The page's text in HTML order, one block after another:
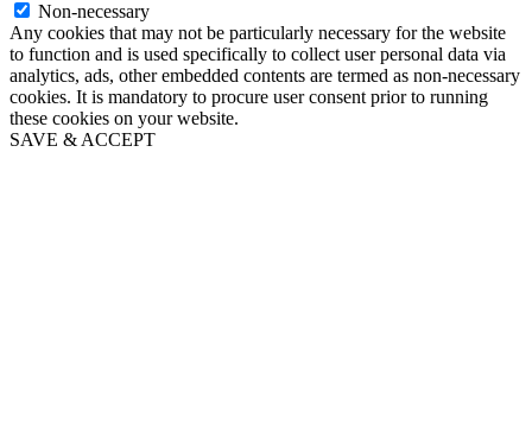
Non-necessary
Any cookies that may not be particularly necessary for the website
to function and is used specifically to collect user personal data via
analytics, ads, other embedded contents are termed as non-necessary
cookies. It is mandatory to procure user consent prior to running
these cookies on your website.
SAVE & ACCEPT